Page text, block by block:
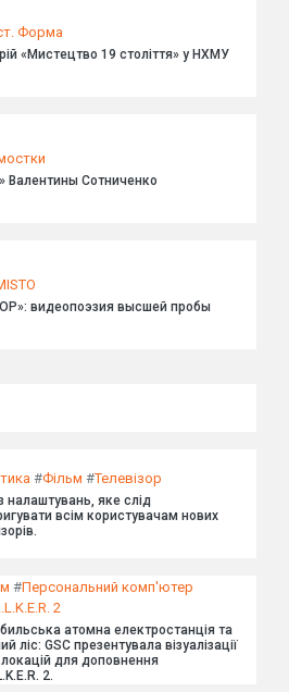
Форма
«Мистецтво 19 століття» у НХМУ
Валентины Сотниченко
видеопоэзия высшей пробы
#Фільм #Телевізор
налаштувань, яке слід
всім користувачам нових
#Персональний комп'ютер
2
атомна електростанція та
ліс: GSC презентувала візуалізації
для доповнення
2.